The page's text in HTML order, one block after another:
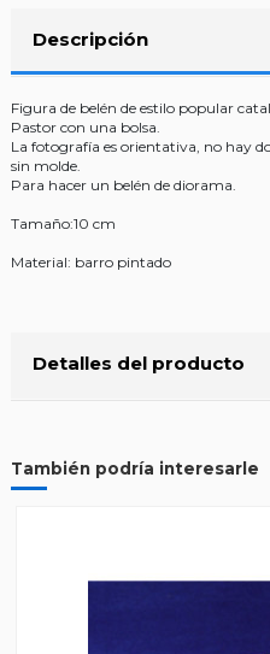
Descripción
Figura de belén de estilo popular
Pastor con una bolsa.
La fotografía es orientativa, no hay
sin molde.
Para hacer un belén de diorama.
Tamaño:10 cm
Material: barro pintado
Detalles del producto
También podría interesarle